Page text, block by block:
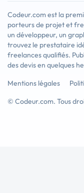
Codeur.com est la
porteurs de projet et
un développeur, un
trouvez le prestataire
freelances qualifiés.
des devis en quelques
Mentions légales
© Codeur.com. Tous